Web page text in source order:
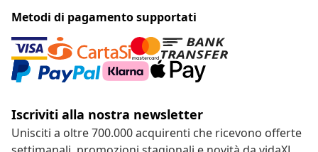
Metodi di pagamento supportati
Iscriviti alla nostra newsletter
Unisciti a oltre 700.000 acquirenti che ricevono offerte